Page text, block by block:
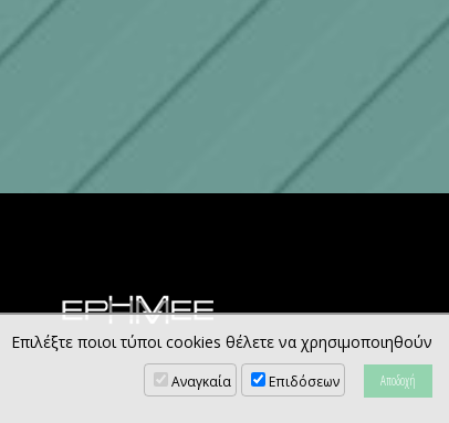
Επιλέξτε ποιοι τύποι cookies θέλετε να χρησιμοποιηθούν
Αναγκαία Επιδόσεων